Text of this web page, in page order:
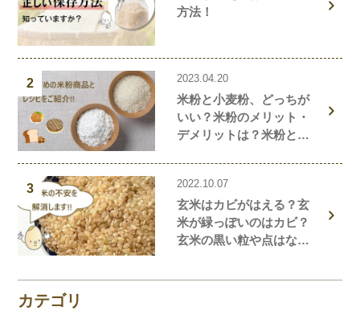
方法！
2 2023.04.20
米粉と小麦粉、どっちが
いい？米粉のメリット・
デメリットは？米粉と小
や米粉の簡単レシピもご
紹介！
3 2022.10.07
玄米はカビがはえる？玄
米が緑っぽいのはカビ？
玄米の黒い粒や点はな
カテゴリ